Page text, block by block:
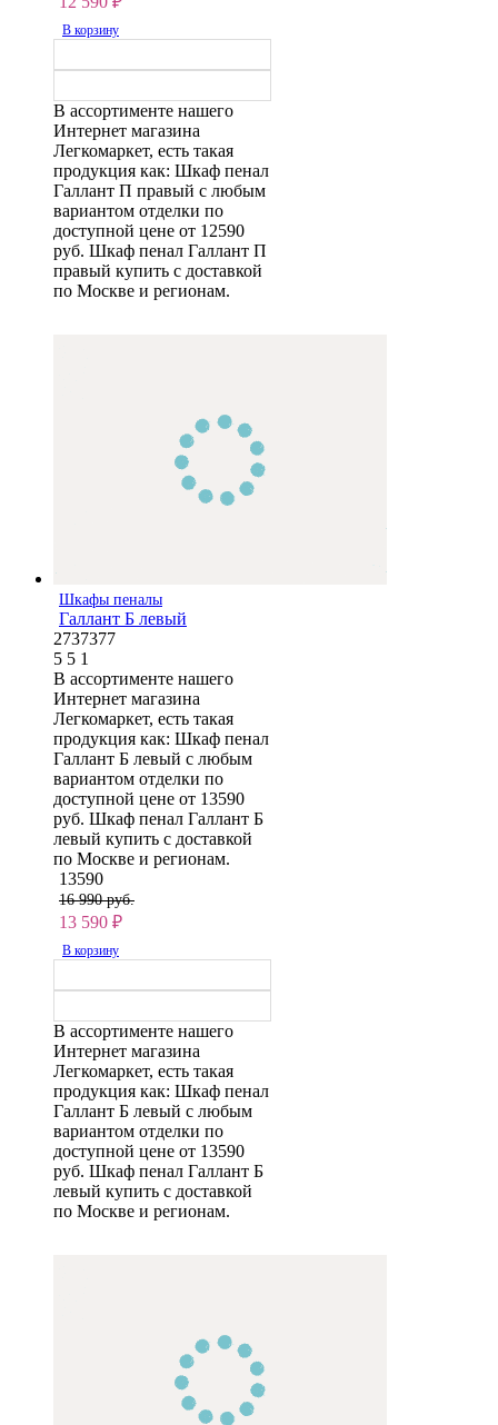
В корзину
В ассортименте нашего
Интернет магазина
Легкомаркет, есть такая
продукция как: Шкаф пенал
Галлант П правый с любым
вариантом отделки по
доступной цене от 12590
руб. Шкаф пенал Галлант П
правый купить с доставкой
по Москве и регионам.
Шкафы пеналы
Галлант Б левый
2737377
5 5 1
В ассортименте нашего
Интернет магазина
Легкомаркет, есть такая
продукция как: Шкаф пенал
Галлант Б левый с любым
вариантом отделки по
доступной цене от 13590
руб. Шкаф пенал Галлант Б
левый купить с доставкой
по Москве и регионам.
13590
16 990 руб.
13 590 ₽
В корзину
В ассортименте нашего
Интернет магазина
Легкомаркет, есть такая
продукция как: Шкаф пенал
Галлант Б левый с любым
вариантом отделки по
доступной цене от 13590
руб. Шкаф пенал Галлант Б
левый купить с доставкой
по Москве и регионам.